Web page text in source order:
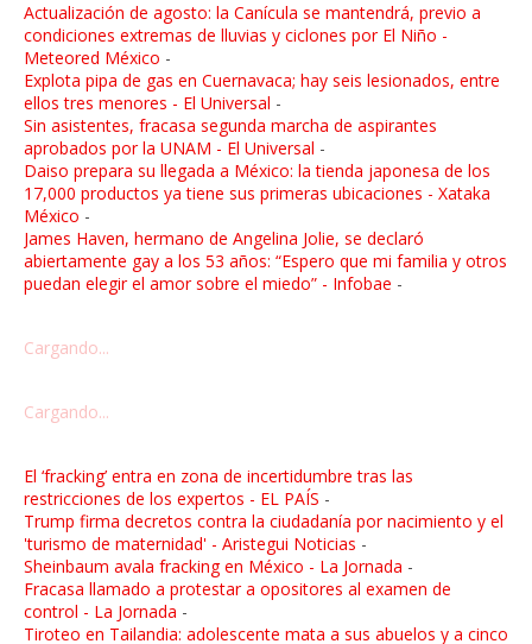
Actualización de agosto: la Canícula se mantendrá, previo a
condiciones extremas de lluvias y ciclones por El Niño -
Meteored México -
Explota pipa de gas en Cuernavaca; hay seis lesionados, entre
ellos tres menores - El Universal -
Sin asistentes, fracasa segunda marcha de aspirantes
aprobados por la UNAM - El Universal -
Daiso prepara su llegada a México: la tienda japonesa de los
17,000 productos ya tiene sus primeras ubicaciones - Xataka
México -
James Haven, hermano de Angelina Jolie, se declaró
abiertamente gay a los 53 años: “Espero que mi familia y otros
puedan elegir el amor sobre el miedo” - Infobae -
Cargando...
Cargando...
El ‘fracking’ entra en zona de incertidumbre tras las
restricciones de los expertos - EL PAÍS -
Trump firma decretos contra la ciudadanía por nacimiento y el
'turismo de maternidad' - Aristegui Noticias -
Sheinbaum avala fracking en México - La Jornada -
Fracasa llamado a protestar a opositores al examen de
control - La Jornada -
Tiroteo en Tailandia: adolescente mata a sus abuelos y a cinco